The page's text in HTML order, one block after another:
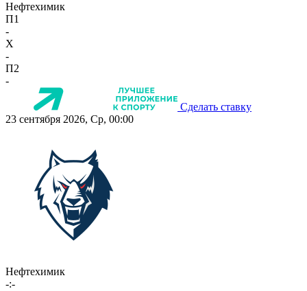
Нефтехимик
П1
-
X
-
П2
-
Сделать ставку
23 сентября 2026, Ср, 00:00
Нефтехимик
-:-